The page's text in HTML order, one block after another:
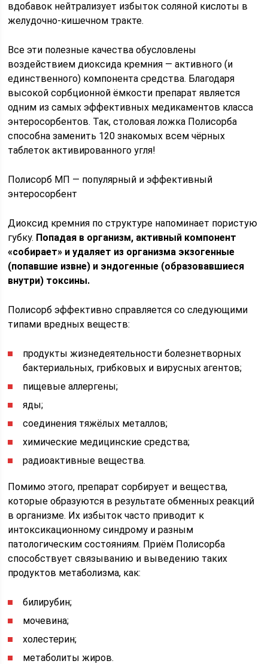
вдобавок нейтрализует избыток соляной кислоты в
желудочно-кишечном тракте.
Все эти полезные качества обусловлены
воздействием диоксида кремния — активного (и
единственного) компонента средства. Благодаря
высокой сорбционной ёмкости препарат является
одним из самых эффективных медикаментов класса
энтеросорбентов. Так, столовая ложка Полисорба
способна заменить 120 знакомых всем чёрных
таблеток активированного угля!
Полисорб МП — популярный и эффективный
энтеросорбент
Диоксид кремния по структуре напоминает пористую
губку. Попадая в организм, активный компонент
«собирает» и удаляет из организма экзогенные
(попавшие извне) и эндогенные (образовавшиеся
внутри) токсины.
Полисорб эффективно справляется со следующими
типами вредных веществ:
продукты жизнедеятельности болезнетворных
бактериальных, грибковых и вирусных агентов;
пищевые аллергены;
яды;
соединения тяжёлых металлов;
химические медицинские средства;
радиоактивные вещества.
Помимо этого, препарат сорбирует и вещества,
которые образуются в результате обменных реакций
в организме. Их избыток часто приводит к
интоксикационному синдрому и разным
патологическим состояниям. Приём Полисорба
способствует связыванию и выведению таких
продуктов метаболизма, как:
билирубин;
мочевина;
холестерин;
метаболиты жиров.